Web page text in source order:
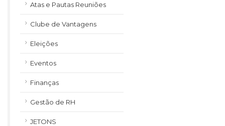
Atas e Pautas Reuniões
Clube de Vantagens
Eleições
Eventos
Finanças
Gestão de RH
JETONS